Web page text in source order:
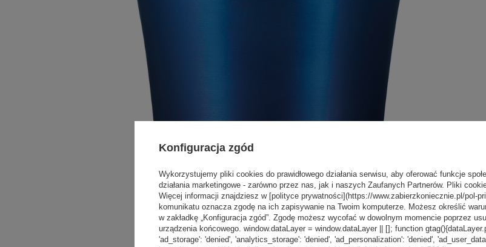
Konfiguracja zgód
Wykorzystujemy pliki cookies do prawidłowego działania serwisu, aby oferować funkcje
działania marketingowe - zarówno przez nas, jak i naszych Zaufanych Partnerów. Pliki
Więcej informacji znajdziesz w [polityce prywatności](https://www.zabierzkoniecznie.pl/pol-
komunikatu oznacza zgodę na ich zapisywanie na Twoim komputerze. Możesz określić
w zakładkę „Konfiguracja zgód”. Zgodę możesz wycofać w dowolnym momencie poprzez
urządzenia końcowego. window.dataLayer = window.dataLayer || []; function
'ad_storage': 'denied', 'analytics_storage': 'denied', 'ad_personalization': 'denied',